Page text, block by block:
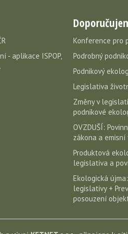
- aplikace ISPOP,
Konference pro
Podrobný
Podnikový
Legislativa
Změny v
podnikové
OVZDUŠÍ:
zákona a emisní
Produktová
legislativa a
Ekologická
legislativy +
posouzení